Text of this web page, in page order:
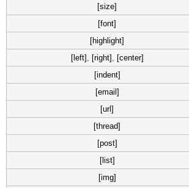
[size]
[font]
[highlight]
[left] , [right] , [center]
[indent]
[email]
[url]
[thread]
[post]
[list]
[img]